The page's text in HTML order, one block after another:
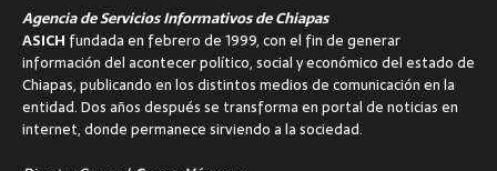
Agencia de Servicios Informativos de Chiapas
ASICH fundada en febrero de 1999, con el fin de generar
información del acontecer político, social y económico del estado de
Chiapas, publicando en los distintos medios de comunicación en la
entidad. Dos años después se transforma en portal de noticias en
internet, donde permanece sirviendo a la sociedad.